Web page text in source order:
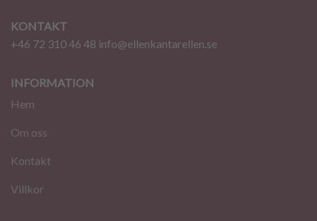
KONTAKT
+46 72 310 46 48 info@ellenkantarellen.se
INFORMATION
Hem
Om oss
Kontakt
Villkor